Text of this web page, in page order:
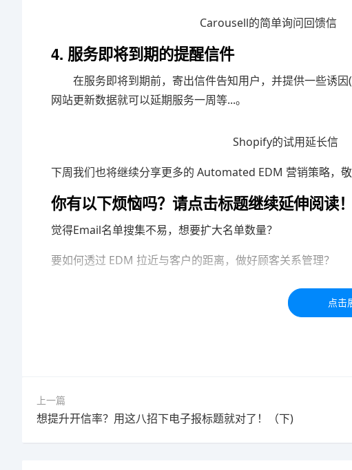
Carousell的简单询问回馈信
4. 服务即将到期的提醒信件
在服务即将到期前，寄出信件告知用户，并提供一些诱因
网站更新数据就可以延期服务一周等...。
Shopify的试用延长信
下周我们也将继续分享更多的 Automated EDM 营销策略，敬
你有以下烦恼吗？请点击标题继续延伸阅读！
觉得Email名单搜集不易，想要扩大名单数量？
要如何透过 EDM 拉近与客户的距离，做好顾客关系管理？
本站内容均为「码迷SEO」网友免费分享整理，仅用于学习
上一篇
想提升开信率？用这八招下电子报标题就对了！（下)